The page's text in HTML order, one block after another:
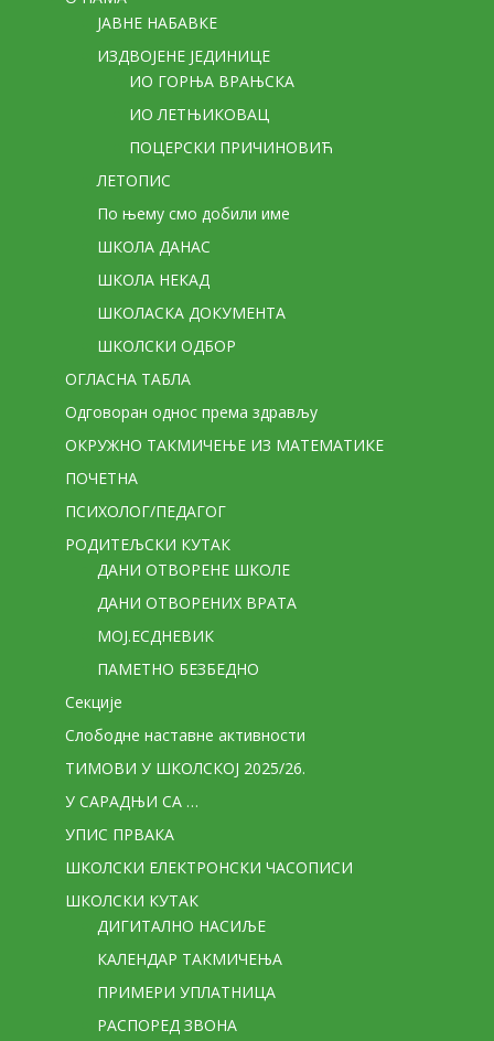
ЈАВНЕ НАБАВКЕ
ИЗДВОЈЕНЕ ЈЕДИНИЦЕ
ИО ГОРЊА ВРАЊСКА
ИО ЛЕТЊИКОВАЦ
ПОЦЕРСКИ ПРИЧИНОВИЋ
ЛЕТОПИС
По њему смо добили име
ШКОЛА ДАНАС
ШКОЛА НЕКАД
ШКОЛАСКА ДОКУМЕНТА
ШКОЛСКИ ОДБОР
ОГЛАСНА ТАБЛА
Одговоран однос према здрављу
ОКРУЖНО ТАКМИЧЕЊЕ ИЗ МАТЕМАТИКЕ
ПОЧЕТНА
ПСИХОЛОГ/ПЕДАГОГ
РОДИТЕЉСКИ КУТАК
ДАНИ ОТВОРЕНЕ ШКОЛЕ
ДАНИ ОТВОРЕНИХ ВРАТА
МОЈ.ЕСДНЕВИК
ПАМЕТНО БЕЗБЕДНО
Секције
Слободне наставне активности
ТИМОВИ У ШКОЛСКОЈ 2025/26.
У САРАДЊИ СА …
УПИС ПРВАКА
ШКОЛСКИ ЕЛЕКТРОНСКИ ЧАСОПИСИ
ШКОЛСКИ КУТАК
ДИГИТАЛНО НАСИЉЕ
КАЛЕНДАР ТАКМИЧЕЊА
ПРИМЕРИ УПЛАТНИЦА
РАСПОРЕД ЗВОНА